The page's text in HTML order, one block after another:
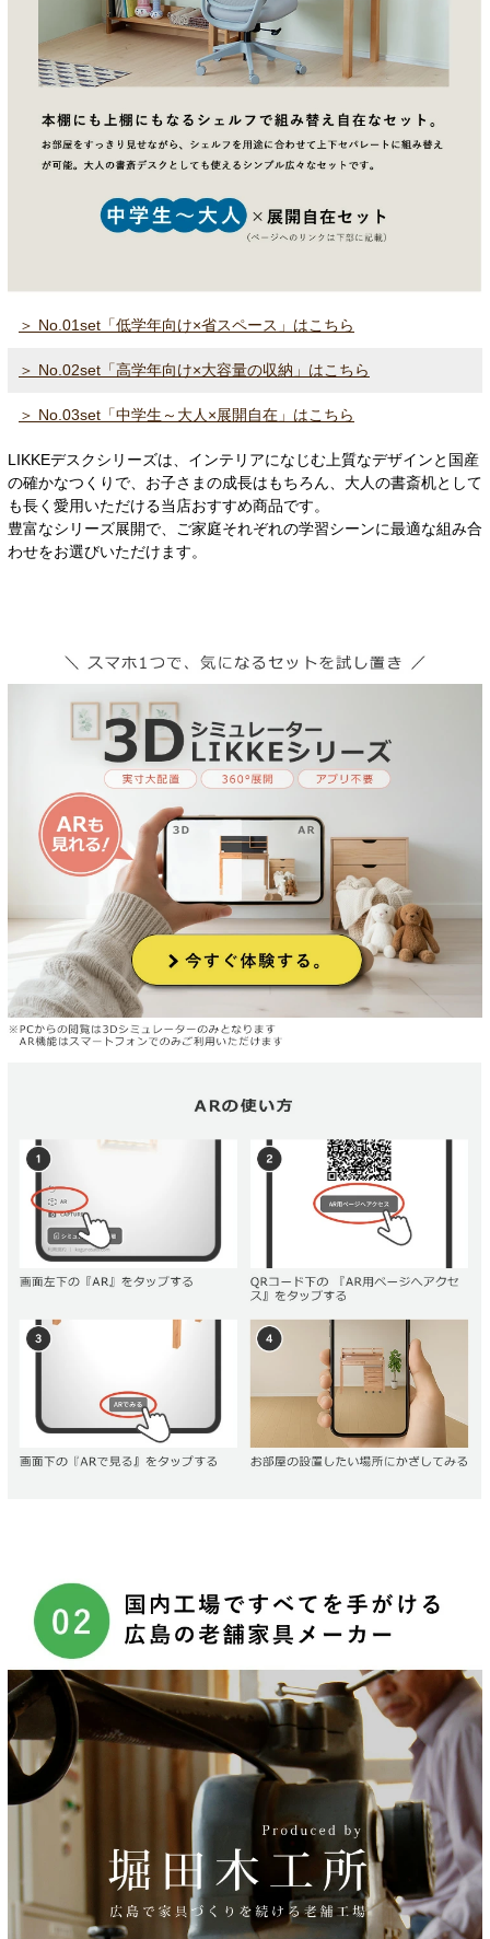
＞ No.01set「低学年向け×省スペース」はこちら
＞ No.02set「高学年向け×大容量の収納」はこちら
＞ No.03set「中学生～大人×展開自在」はこちら
LIKKEデスクシリーズは、インテリアになじむ上質なデザインと国産
の確かなつくりで、お子さまの成長はもちろん、大人の書斎机として
も長く愛用いただける当店おすすめ商品です。
豊富なシリーズ展開で、ご家庭それぞれの学習シーンに最適な組み合
わせをお選びいただけます。